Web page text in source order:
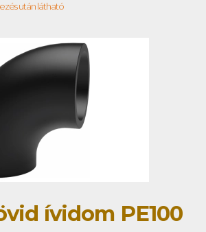
után látható
ívidom PE100